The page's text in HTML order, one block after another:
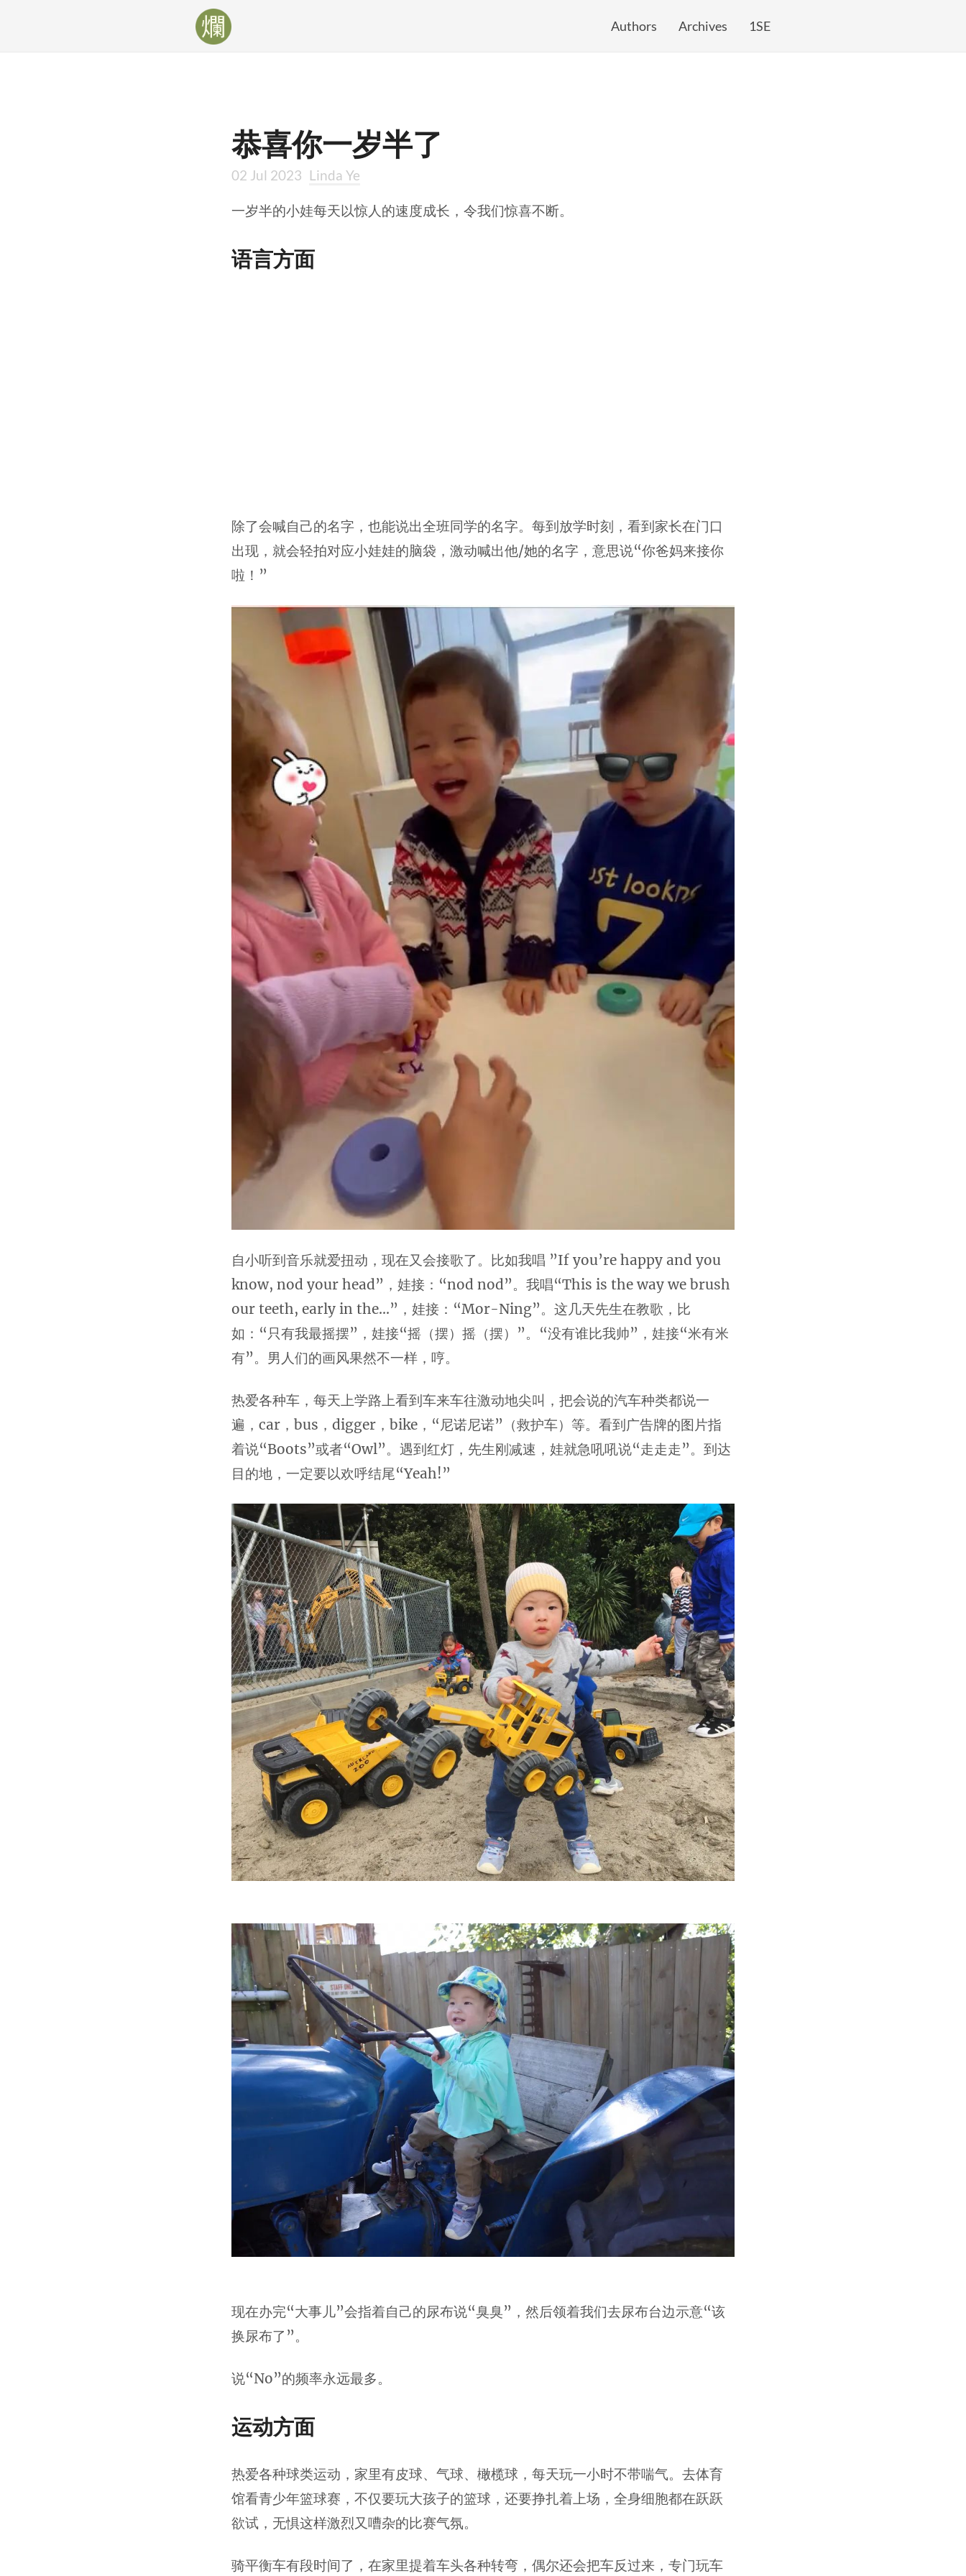
Authors Archives 1SE
恭喜你一岁半了
02 Jul 2023 Linda Ye
一岁半的小娃每天以惊人的速度成长，令我们惊喜不断。
语言方面
除了会喊自己的名字，也能说出全班同学的名字。每到放学时刻，看到家长在门口
出现，就会轻拍对应小娃娃的脑袋，激动喊出他/她的名字，意思说“你爸妈来接你
啦！”
自小听到音乐就爱扭动，现在又会接歌了。比如我唱 ”If you’re happy and you
know, nod your head”，娃接：“nod nod”。我唱“This is the way we brush
our teeth, early in the…”，娃接：“Mor-Ning”。这几天先生在教歌，比
如：“只有我最摇摆”，娃接“摇（摆）摇（摆）”。“没有谁比我帅”，娃接“米有米
有”。男人们的画风果然不一样，哼。
热爱各种车，每天上学路上看到车来车往激动地尖叫，把会说的汽车种类都说一
遍，car，bus，digger，bike，“尼诺尼诺”（救护车）等。看到广告牌的图片指
着说“Boots”或者“Owl”。遇到红灯，先生刚减速，娃就急吼吼说“走走走”。到达
目的地，一定要以欢呼结尾“Yeah!”
现在办完“大事儿”会指着自己的尿布说“臭臭”，然后领着我们去尿布台边示意“该
换尿布了”。
说“No”的频率永远最多。
运动方面
热爱各种球类运动，家里有皮球、气球、橄榄球，每天玩一小时不带喘气。去体育
馆看青少年篮球赛，不仅要玩大孩子的篮球，还要挣扎着上场，全身细胞都在跃跃
欲试，无惧这样激烈又嘈杂的比赛气氛。
骑平衡车有段时间了，在家里提着车头各种转弯，偶尔还会把车反过来，专门玩车